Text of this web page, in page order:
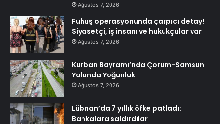
Ağustos 7, 2026
Fuhuş operasyonunda çarpıcı detay!
Siyasetçi, iş insanı ve hukukçular var
Ağustos 7, 2026
Kurban Bayramı’nda Çorum-Samsun
Yolunda Yoğunluk
Ağustos 7, 2026
Lübnan’da 7 yıllık öfke patladı:
Bankalara saldırdılar